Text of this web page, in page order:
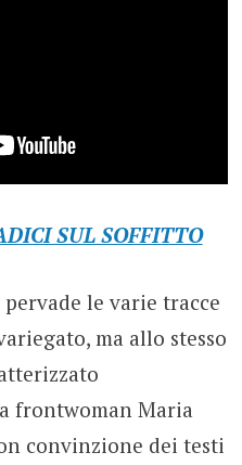
SUL SOFFITTO
le varie tracce
ma allo stesso
frontwoman Maria
convinzione dei testi